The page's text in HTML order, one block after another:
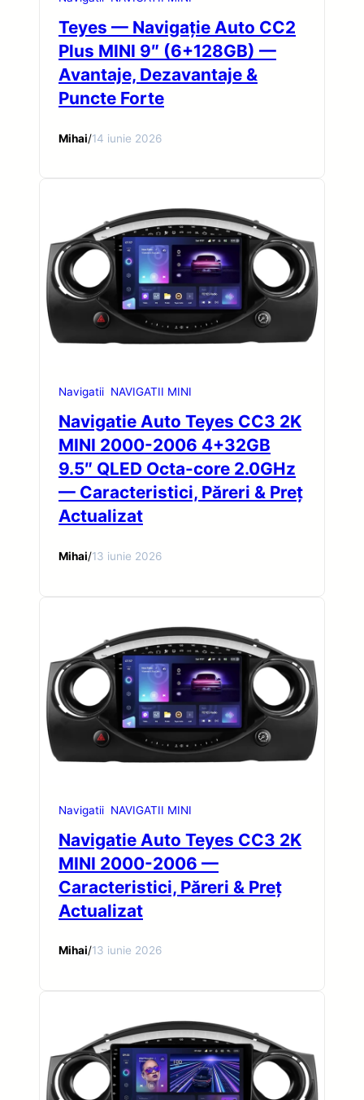
Teyes — Navigație Auto CC2
Plus MINI 9″ (6+128GB) —
Avantaje, Dezavantaje &
Puncte Forte
Mihai/14 iunie 2026
Navigatii NAVIGATII MINI
Navigatie Auto Teyes CC3 2K
MINI 2000-2006 4+32GB
9.5″ QLED Octa-core 2.0GHz
— Caracteristici, Păreri & Preț
Actualizat
Mihai/13 iunie 2026
Navigatii NAVIGATII MINI
Navigatie Auto Teyes CC3 2K
MINI 2000-2006 —
Caracteristici, Păreri & Preț
Actualizat
Mihai/13 iunie 2026